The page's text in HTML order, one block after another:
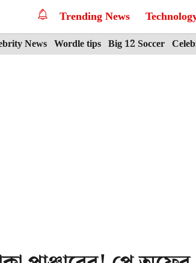
Trending News
News Wordle tips Big 12 Soccer